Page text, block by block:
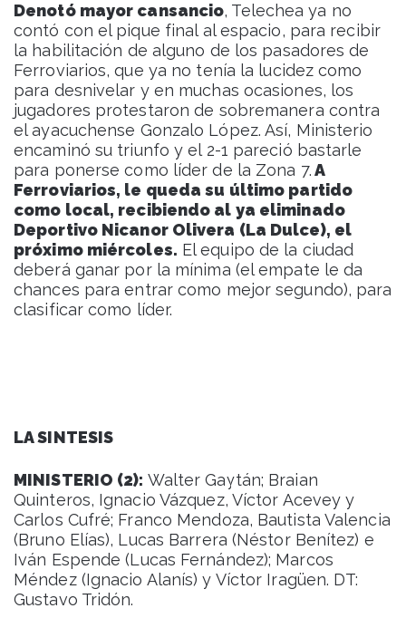
Denotó mayor cansancio, Telechea ya no
contó con el pique final al espacio, para recibir
la habilitación de alguno de los pasadores de
Ferroviarios, que ya no tenía la lucidez como
para desnivelar y en muchas ocasiones, los
jugadores protestaron de sobremanera contra
el ayacuchense Gonzalo López. Así, Ministerio
encaminó su triunfo y el 2-1 pareció bastarle
para ponerse como líder de la Zona 7.A
Ferroviarios, le queda su último partido
como local, recibiendo al ya eliminado
Deportivo Nicanor Olivera (La Dulce), el
próximo miércoles. El equipo de la ciudad
deberá ganar por la mínima (el empate le da
chances para entrar como mejor segundo), para
clasificar como líder.
LA SINTESIS
MINISTERIO (2): Walter Gaytán; Braian
Quinteros, Ignacio Vázquez, Víctor Acevey y
Carlos Cufré; Franco Mendoza, Bautista Valencia
(Bruno Elías), Lucas Barrera (Néstor Benítez) e
Iván Espende (Lucas Fernández); Marcos
Méndez (Ignacio Alanís) y Víctor Iragüen. DT:
Gustavo Tridón.